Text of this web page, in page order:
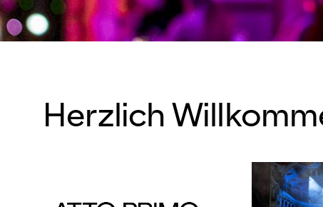
Herzlich